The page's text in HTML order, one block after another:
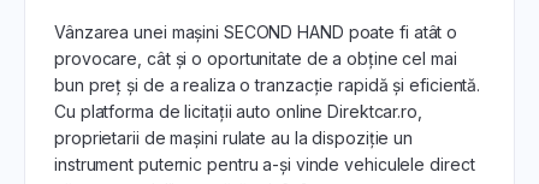
Vânzarea unei mașini SECOND HAND poate fi atât o
provocare, cât și o oportunitate de a obține cel mai
bun preț și de a realiza o tranzacție rapidă și eficientă.
Cu platforma de licitații auto online Direktcar.ro,
proprietarii de mașini rulate au la dispoziție un
instrument puternic pentru a-și vinde vehiculele direct